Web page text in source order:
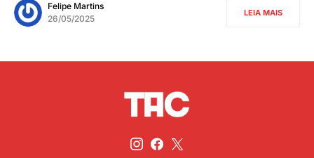
Felipe Martins
26/05/2025
LEIA MAIS